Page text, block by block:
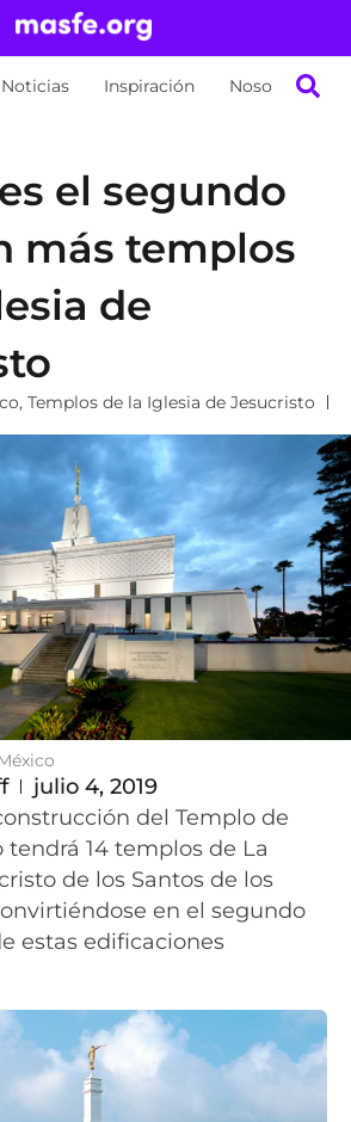
Noticias Inspiración Nosotros
el segundo
más templos
de
, Templos de la Iglesia de Jesucristo
julio 4, 2019
del Templo de
tendrá 14 templos de La
de los Santos de los
en el segundo
estas edificaciones